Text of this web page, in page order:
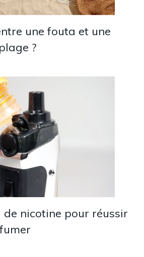
une fouta et une
?
de nicotine pour réussir